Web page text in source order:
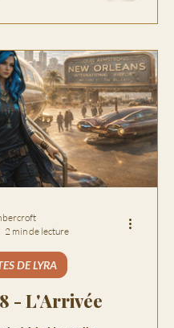
- L'Arrivée
DE LYRA
2 min de lecture